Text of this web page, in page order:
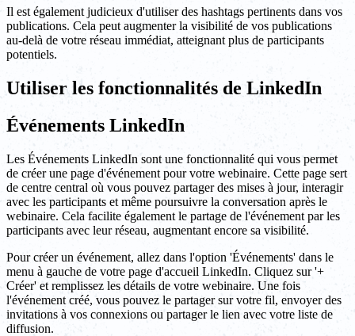
Il est également judicieux d'utiliser des hashtags pertinents dans vos
publications. Cela peut augmenter la visibilité de vos publications
au-delà de votre réseau immédiat, atteignant plus de participants
potentiels.
Utiliser les fonctionnalités de LinkedIn
Événements LinkedIn
Les Événements LinkedIn sont une fonctionnalité qui vous permet
de créer une page d'événement pour votre webinaire. Cette page sert
de centre central où vous pouvez partager des mises à jour, interagir
avec les participants et même poursuivre la conversation après le
webinaire. Cela facilite également le partage de l'événement par les
participants avec leur réseau, augmentant encore sa visibilité.
Pour créer un événement, allez dans l'option 'Événements' dans le
menu à gauche de votre page d'accueil LinkedIn. Cliquez sur '+
Créer' et remplissez les détails de votre webinaire. Une fois
l'événement créé, vous pouvez le partager sur votre fil, envoyer des
invitations à vos connexions ou partager le lien avec votre liste de
diffusion.